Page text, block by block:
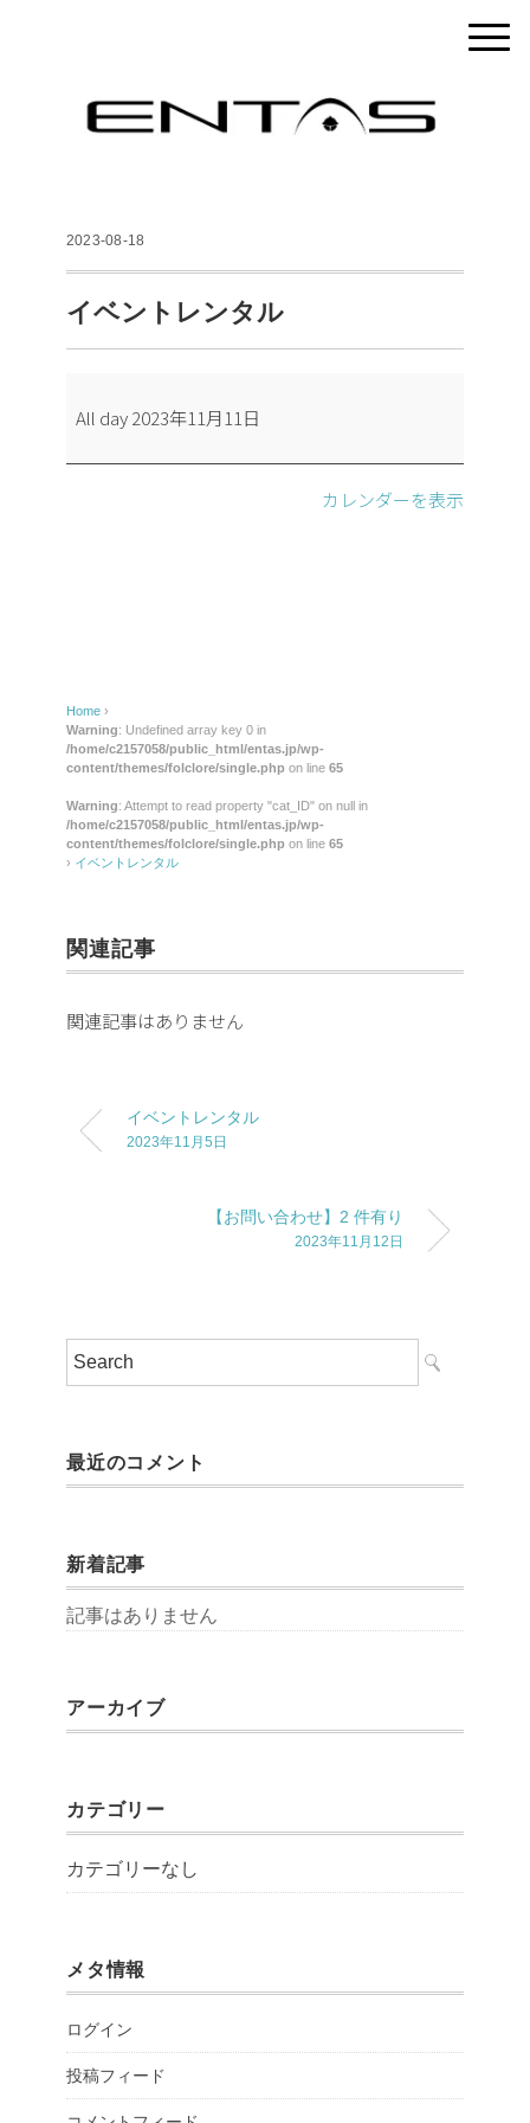
2023-08-18
イベントレンタル
ベ
ン
All day2023年11月11日
カレンダーを表示
Home ›
Warning: Undefined array key 0 in
/home/c2157058/public_html/entas.jp/wp-
content/themes/folclore/single.php on line 65
Warning: Attempt to read property "cat_ID" on null in
/home/c2157058/public_html/entas.jp/wp-
content/themes/folclore/single.php on line 65
› イベントレンタル
関連記事
関連記事はありません
イベントレンタル
2023年11月5日
【お問い合わせ】2 件有り
2023年11月12日
最近のコメント
新着記事
記事はありません
アーカイブ
カテゴリー
カテゴリーなし
メタ情報
ログイン
投稿フィード